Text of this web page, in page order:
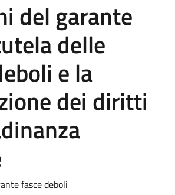
del garante
delle
e la
dei diritti
fasce deboli